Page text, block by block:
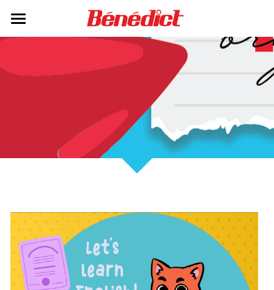
Home
STARTERS
KIDS 3
SOLICITUD DE EJERCICIO DE DEREC
Buscar
NORMAS Y REGLAMENTO